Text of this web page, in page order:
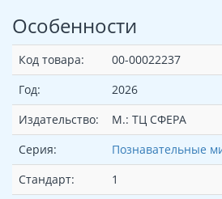
Особенности
Код товара:
00-00022237
Год:
2026
Издательство:
М.: ТЦ СФЕРА
Серия:
Познавательные
Стандарт:
1